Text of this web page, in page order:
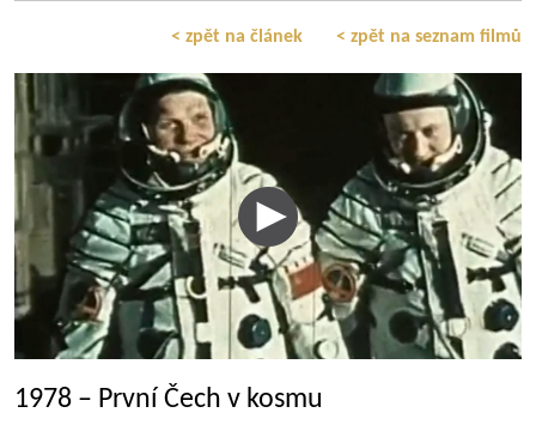
< zpět na článek < zpět na seznam filmů
1978 – První Čech v kosmu